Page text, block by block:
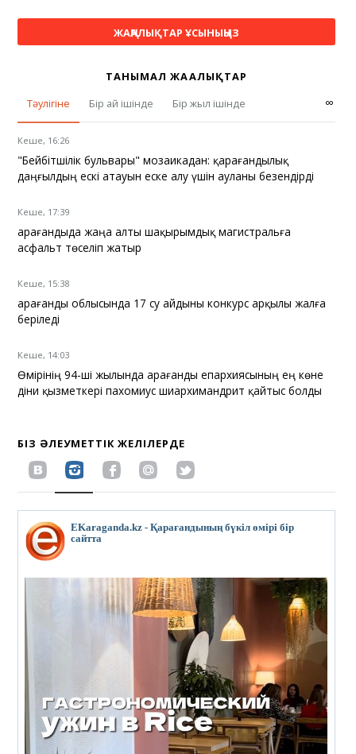
ЖАҢАЛЫҚТАР ҰСЫНЫҢЫЗ
ТАНЫМАЛ ЖАҢАЛЫҚТАР
Тәулігіне
Бір ай ішінде Бір жыл ішінде ∞
Кеше, 16:26
"Бейбітшілік бульвары" мозаикадан: қарағандылық
даңғылдың ескі атауын еске алу үшін ауланы безендірді
Кеше, 17:39
Қарағандыда жаңа алты шақырымдық магистральға
асфальт төселіп жатыр
Кеше, 15:38
Қарағанды облысында 17 су айдыны конкурс арқылы жалға
беріледі
Кеше, 14:03
Өмірінің 94-ші жылында Қарағанды епархиясының ең көне
діни қызметкері пахомиус шиархимандрит қайтыс болды
БІЗ ӘЛЕУМЕТТІК ЖЕЛІЛЕРДЕ
EKaraganda.kz - Қарағандының бүкіл өмірі бір
сайтта